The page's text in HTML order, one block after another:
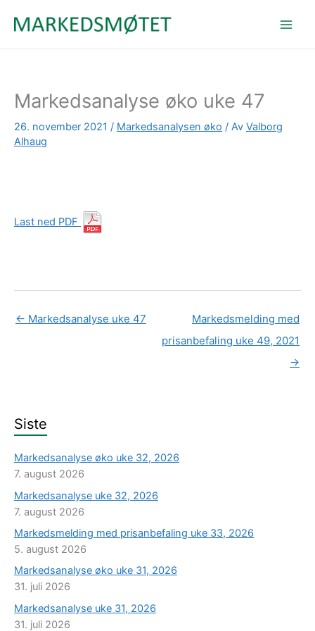
Markedsanalyse øko uke 47
26. november 2021 / Markedsanalysen øko / Av Valborg
Alhaug
Last ned PDF
← Markedsanalyse uke 47
Markedsmelding med
prisanbefaling uke 49, 2021
→
Siste
Markedsanalyse øko uke 32, 2026
7. august 2026
Markedsanalyse uke 32, 2026
7. august 2026
Markedsmelding med prisanbefaling uke 33, 2026
5. august 2026
Markedsanalyse øko uke 31, 2026
31. juli 2026
Markedsanalyse uke 31, 2026
31. juli 2026